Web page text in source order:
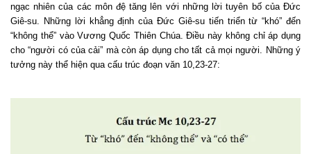
ngạc nhiên của các môn đệ tăng lên với những lời tuyên bố của Đức
Giê-su. Những lời khẳng định của Đức Giê-su tiến triển từ “khó” đến
“không thể” vào Vương Quốc Thiên Chúa. Điều này không chỉ áp dụng
cho “người có của cải” mà còn áp dụng cho tất cả mọi người. Những ý
tưởng này thể hiện qua cấu trúc đoạn văn 10,23-27: